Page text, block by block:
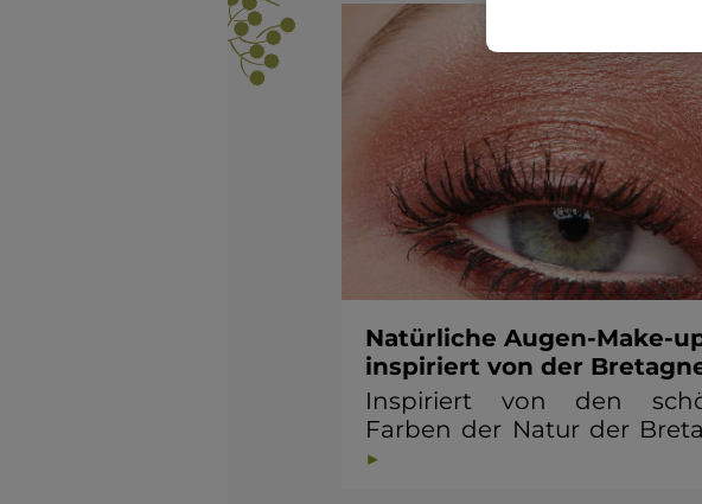
Natürliche Augen-Make-
inspiriert von der
Inspiriert von den
Farben der Natur der